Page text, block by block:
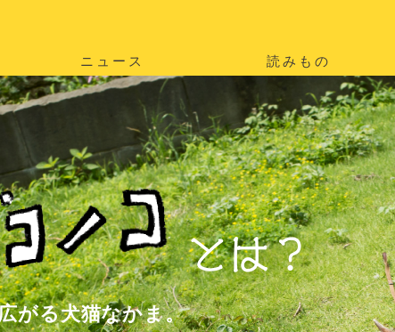
ニュース 読みもの
がる犬猫なかま。